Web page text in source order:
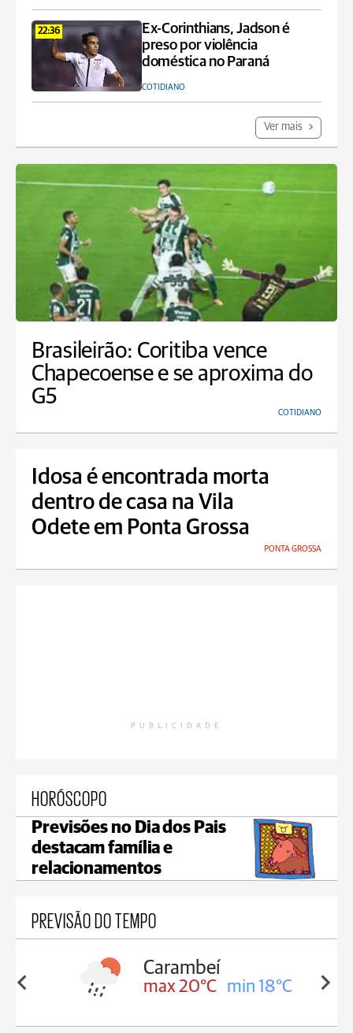
22:36
Ex-Corinthians, Jadson é
preso por violência
doméstica no Paraná
COTIDIANO
Ver mais
Brasileirão: Coritiba vence
Chapecoense e se aproxima do
G5
COTIDIANO
Idosa é encontrada morta
dentro de casa na Vila
Odete em Ponta Grossa
PONTA GROSSA
PUBLICIDADE
HORÓSCOPO
Previsões no Dia dos Pais
destacam família e
relacionamentos
PREVISÃO DO TEMPO
18°C
Carambeí
max 20°C min 18°C